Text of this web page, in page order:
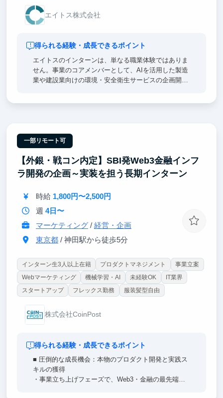
エイトス株式会社
得られる経験・成長できるポイント
エイトスのインターンは、単なる職業体験ではありま
せん。事業のコアメンバーとして、AIを活用した製造
業や建設業向けの環境・安全衛生サービスの企画開発
一部リモート可
【外銀・戦コン内定】SBI発Web3金融インフ
ラ開発の企画～実装を担う長期インターン
時給 1,800円〜2,500円
週 4日〜
マーケティング/ 経営・企画
東京都/ 神田駅から徒歩5分
インターン生3人以上在籍 プロダクトマネジメント
事業立案
Webマーケティング
機械学習・AI 未経験OK
IT業界
スタートアップ
フレックス勤務 服装髪型自由
株式会社CoinPost
得られる経験・成長できるポイント
■ 圧倒的な成長機会：本物のプロダクト開発と実践ス
キルの獲得
・事業立ち上げフェーズで、Web3・金融の最先端プ